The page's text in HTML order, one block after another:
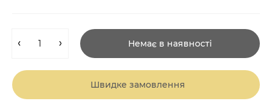
Немає в наявності
Швидке замовлення